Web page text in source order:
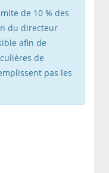
de 10 % des
du directeur
afin de
de
pas les